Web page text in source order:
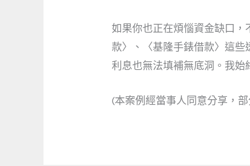
如果你也正在煩惱資金缺口
款〉、〈基隆手錶借款〉這
利息也無法填補無底洞。我始
(本案例經當事人同意分享，